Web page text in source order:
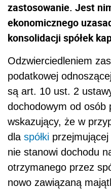
zastosowanie. Jest
ekonomicznego
konsolidacji spółek
Odzwierciedleniem
podatkowej
są art. 10 ust. 2
dochodowym od osób
wskazujący, że w
dla spółki
nie stanowi dochodu
otrzymanego przez
nowo zawiązaną